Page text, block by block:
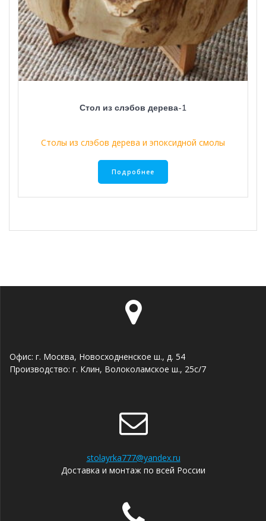
Стол из слэбов дерева-1
Столы из слэбов дерева и эпоксидной смолы
Подробнее
Офис: г. Москва, Новосходненское ш., д. 54
Производство: г. Клин, Волоколамское ш., 25с/7
stolayrka777@yandex.ru
Доставка и монтаж по всей России